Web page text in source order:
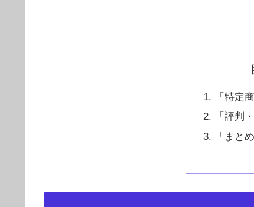
「特定
「評判
「まとめ